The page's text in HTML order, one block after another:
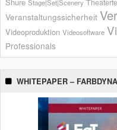
Shure Stage|Set|Scenery
Veranstaltungssicherheit
Videoproduktion Videosoftware
Professionals
WHITEPAPER –